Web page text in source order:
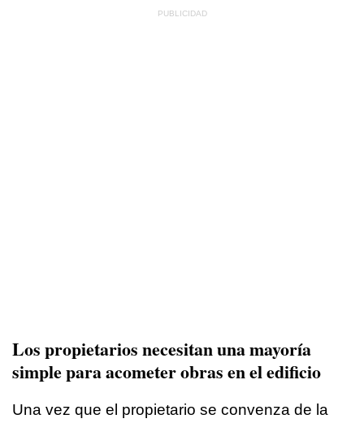
Los propietarios necesitan una mayoría
simple para acometer obras en el edificio
Una vez que el propietario se convenza de la